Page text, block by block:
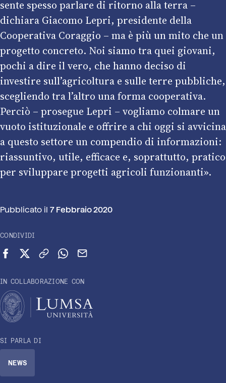
sente spesso parlare di ritorno alla terra –
dichiara Giacomo Lepri, presidente della
Cooperativa Coraggio – ma è più un mito che un
progetto concreto. Noi siamo tra quei giovani,
pochi a dire il vero, che hanno deciso di
investire sull’agricoltura e sulle terre pubbliche,
scegliendo tra l’altro una forma cooperativa.
Perciò – prosegue Lepri – vogliamo colmare un
vuoto istituzionale e offrire a chi oggi si avvicina
a questo settore un compendio di informazioni:
riassuntivo, utile, efficace e, soprattutto, pratico
per sviluppare progetti agricoli funzionanti».
Pubblicato il 7 Febbraio 2020
CONDIVIDI
Condividi su Facebook
Condividi su X (Twitter)
Copia link
Condividi su WhatsApp
Invia via email
IN COLLABORAZIONE CON
SI PARLA DI
NEWS